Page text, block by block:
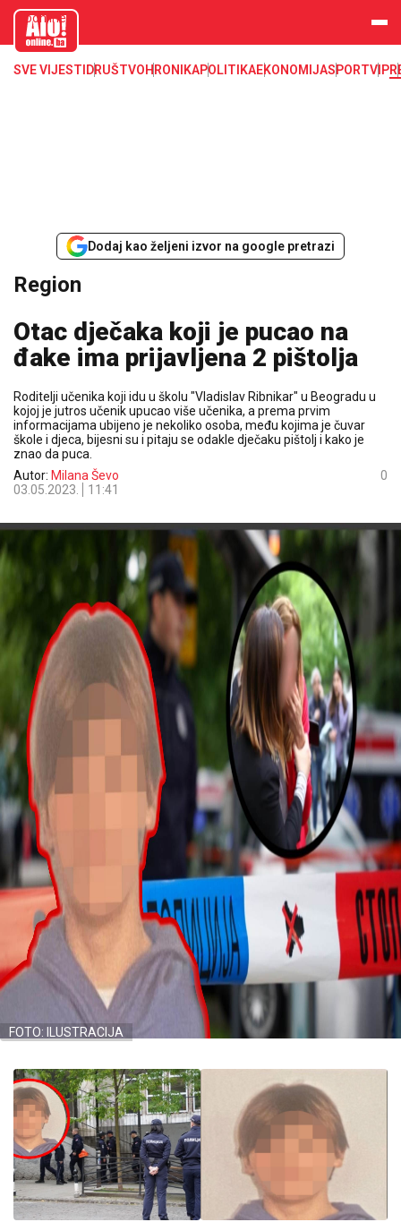
aloonline.b
SVE VIJESTI DRUŠTVOHRONIKAPOLITIKAEKONOMIJASPORTVIP
Dodaj kao željeni izvor na google pretrazi
Region
Otac dječaka koji je pucao na
đake ima prijavljena 2 pištolja
Roditelji učenika koji idu u školu "Vladislav Ribnikar" u Beogradu u
kojoj je jutros učenik upucao više učenika, a prema prvim
informacijama ubijeno je nekoliko osoba, među kojima je čuvar
škole i djeca, bijesni su i pitaju se odakle dječaku pištolj i kako je
znao da puca.
Autor: Milana Ševo
03.05.2023.
11:41
0
FOTO: ILUSTRACIJA